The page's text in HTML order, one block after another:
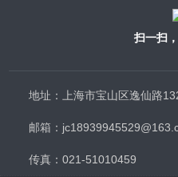
扫一扫
地址：上海市宝山区逸仙路
邮箱：
传真：021-51010459